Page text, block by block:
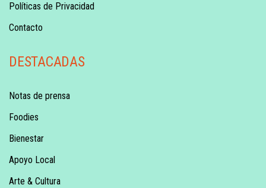
Políticas de Privacidad
Contacto
DESTACADAS
Notas de prensa
Foodies
Bienestar
Apoyo Local
Arte & Cultura